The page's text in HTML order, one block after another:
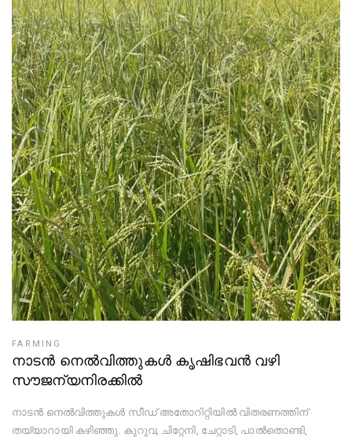
FARMING
നാടൻ നെൽവിത്തുകൾ കൃഷിഭവൻ വഴി
സൗജന്യനിരക്കിൽ
നാടൻ നെൽവിത്തുകൾ സീഡ് അതോറിറ്റിയിൽ വിതരണത്തിന്
തയ്യാറായി കഴിഞ്ഞു. കുറുവ, ചിറ്റേനി, ചേറ്റാടി, പാൽതൊണ്ടി,